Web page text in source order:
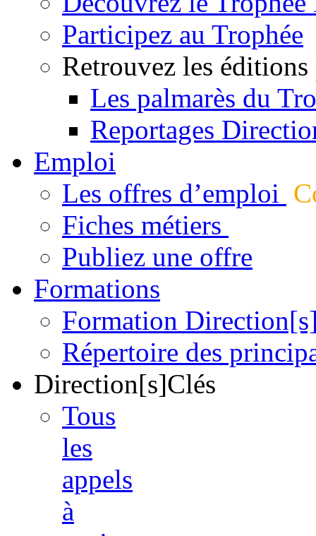
Participez au Trophée
Retrouvez les éditions
Les palmarès du
Reportages
Emploi
Les offres d’emploi
Fiches métiers
Publiez une offre
Formations
Formation
Répertoire des
Direction[s]Clés
Tous
les
appels
à